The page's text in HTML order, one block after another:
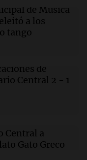
energías
de Música
a los
tango
de
Central 2 - 1
Central a
Gato Greco